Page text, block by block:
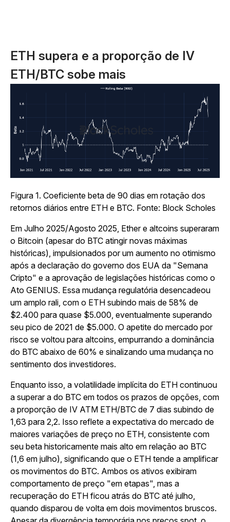
ETH supera e a proporção de IV
ETH/BTC sobe mais
Figura 1. Coeficiente beta de 90 dias em rotação dos
retornos diários entre ETH e BTC. Fonte: Block Scholes
Em Julho 2025/Agosto 2025, Ether e altcoins superaram
o Bitcoin (apesar do BTC atingir novas máximas
históricas), impulsionados por um aumento no otimismo
após a declaração do governo dos EUA da "Semana
Cripto" e a aprovação de legislações históricas como o
Ato GENIUS. Essa mudança regulatória desencadeou
um amplo rali, com o ETH subindo mais de 58% de
$2.400 para quase $5.000, eventualmente superando
seu pico de 2021 de $5.000. O apetite do mercado por
risco se voltou para altcoins, empurrando a dominância
do BTC abaixo de 60% e sinalizando uma mudança no
sentimento dos investidores.
Enquanto isso, a volatilidade implícita do ETH continuou
a superar a do BTC em todos os prazos de opções, com
a proporção de IV ATM ETH/BTC de 7 dias subindo de
1,63 para 2,2. Isso reflete a expectativa do mercado de
maiores variações de preço no ETH, consistente com
seu beta historicamente mais alto em relação ao BTC
(1,6 em julho), significando que o ETH tende a amplificar
os movimentos do BTC. Ambos os ativos exibiram
comportamento de preço "em etapas", mas a
recuperação do ETH ficou atrás do BTC até julho,
quando disparou de volta em dois movimentos bruscos.